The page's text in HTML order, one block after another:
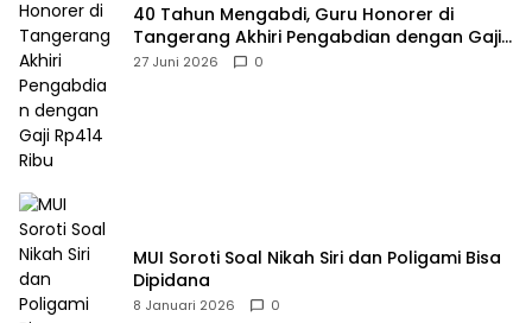
40 Tahun Mengabdi, Guru Honorer di
Tangerang Akhiri Pengabdian dengan Gaji
Rp414 Ribu
27 Juni 2026 0
MUI Soroti Soal Nikah Siri dan Poligami Bisa
Dipidana
8 Januari 2026 0